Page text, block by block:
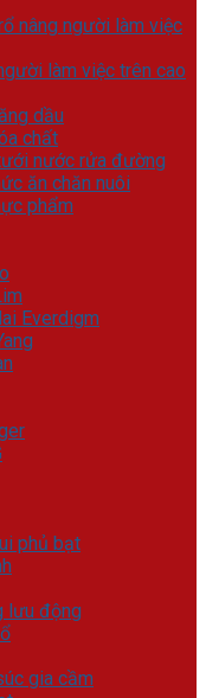
nâng người làm việc
làm việc trên cao
dầu
chất
nước rửa đường
ăn chăn nuôi
phẩm
Everdigm
phủ bạt
lưu động
gia cầm